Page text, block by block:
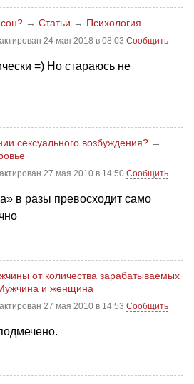
→ Статьи → Психология
24 мая 2018 в 08:03 Сообщить
=) Но стараюсь не
сексуального возбуждения? →
27 мая 2010 в 14:50 Сообщить
в разы превосходит само
от количества зарабатываемых
и женщина
27 мая 2010 в 14:53 Сообщить